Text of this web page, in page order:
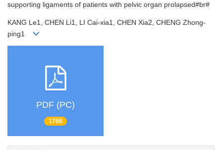
supporting ligaments of patients with pelvic organ prolapsed#br#
KANG Le1, CHEN Li1, LI Cai-xia1, CHEN Xia2, CHENG Zhong-
ping1
PDF (PC)
1766